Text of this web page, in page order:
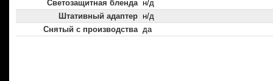
Светозащитная бленда н/д
Штативный адаптер н/д
Снятый с производства да